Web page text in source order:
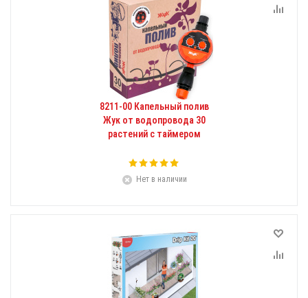
8211-00 Капельный полив
Жук от водопровода 30
растений с таймером
Нет в наличии